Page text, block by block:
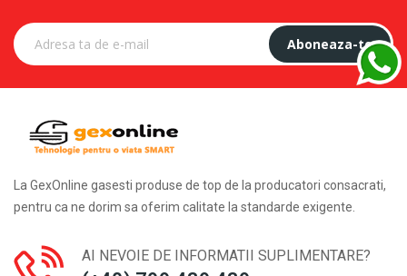
Aboneaza-te
La GexOnline gasesti produse de top de la producatori consacrati,
pentru ca ne dorim sa oferim calitate la standarde exigente.
AI NEVOIE DE INFORMATII SUPLIMENTARE?